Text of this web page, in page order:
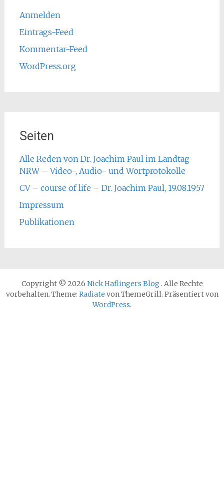
Anmelden
Eintrags-Feed
Kommentar-Feed
WordPress.org
Seiten
Alle Reden von Dr. Joachim Paul im Landtag
NRW – Video-, Audio- und Wortprotokolle
CV – course of life – Dr. Joachim Paul, 19.08.1957
Impressum
Publikationen
Copyright © 2026 Nick Haflingers Blog . Alle Rechte
vorbehalten. Theme: Radiate von ThemeGrill. Präsentiert von
WordPress.